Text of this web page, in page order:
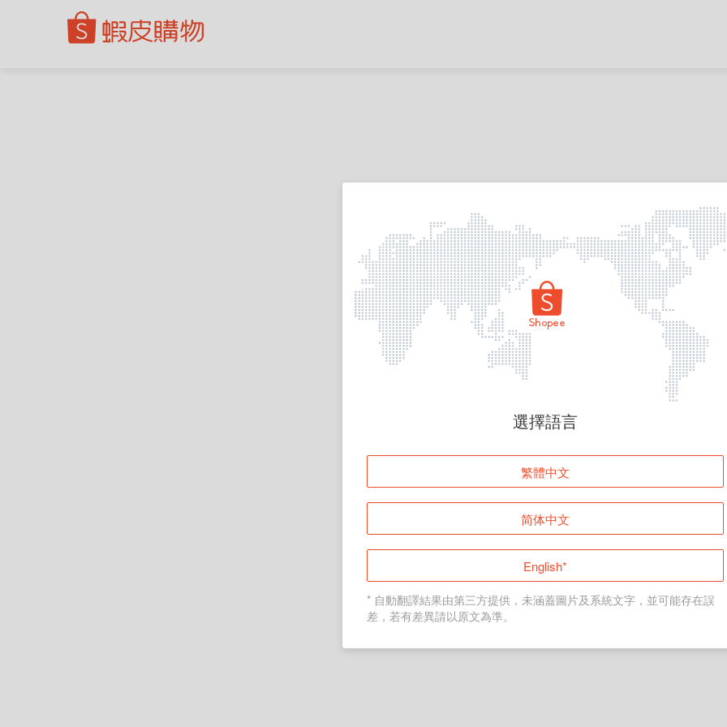
頁面無法顯示
登入
返回首頁
選擇語言
繁體中文
简体中文
English*
* 自動翻譯結果由第三方提供，未涵蓋圖片及系統文字，並可能存在誤
差，若有差異請以原文為準。